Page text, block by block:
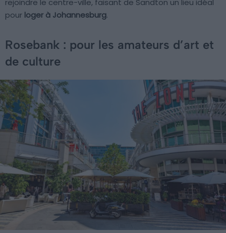
pour loger à Johannesburg.
Rosebank : pour les amateurs d’art et
de culture